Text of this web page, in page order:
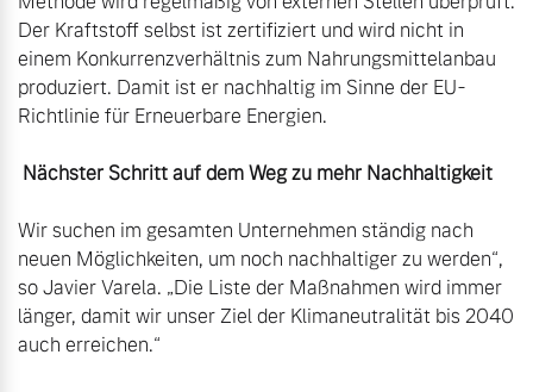
Der Kraftstoff selbst ist zertifiziert und wird nicht in
einem Konkurrenzverhältnis zum Nahrungsmittelanbau
produziert. Damit ist er nachhaltig im Sinne der EU-
Richtlinie für Erneuerbare Energien.
Nächster Schritt auf dem Weg zu mehr Nachhaltigkeit
Wir suchen im gesamten Unternehmen ständig nach
neuen Möglichkeiten, um noch nachhaltiger zu werden“,
so Javier Varela. „Die Liste der Maßnahmen wird immer
länger, damit wir unser Ziel der Klimaneutralität bis 2040
auch erreichen.“